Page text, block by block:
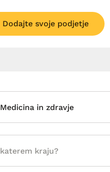
Dodajte svoje podjetje
Medicina in zdravje